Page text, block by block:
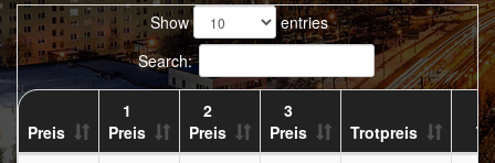
Show
entries
Search:
Preis
1
Preis
2
Preis
3
Preis
Trotpreis